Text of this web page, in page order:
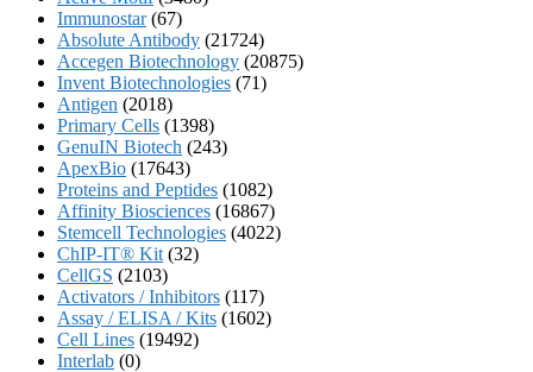
Immunostar (67)
Absolute Antibody (21724)
Accegen Biotechnology (20875)
Invent Biotechnologies (71)
Antigen (2018)
Primary Cells (1398)
GenuIN Biotech (243)
ApexBio (17643)
Proteins and Peptides (1082)
Affinity Biosciences (16867)
Stemcell Technologies (4022)
ChIP-IT® Kit (32)
CellGS (2103)
Activators / Inhibitors (117)
Assay / ELISA / Kits (1602)
Cell Lines (19492)
Interlab (0)